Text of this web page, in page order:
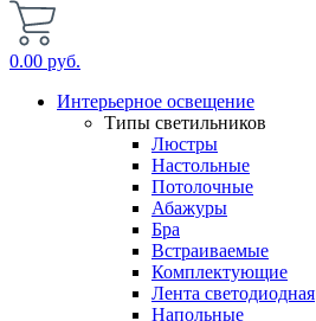
0.00 руб.
Интерьерное освещение
Типы светильников
Люстры
Настольные
Потолочные
Абажуры
Бра
Встраиваемые
Комплектующие
Лента светодиодная
Напольные